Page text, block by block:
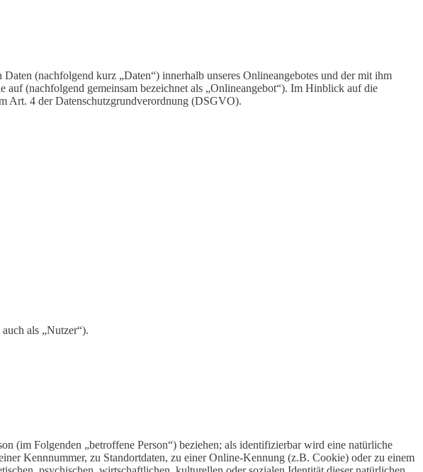
(nachfolgend kurz „Daten“) innerhalb unseres Onlineangebotes und der mit ihm
(nachfolgend gemeinsam bezeichnet als „Onlineangebot“). Im Hinblick auf die
Art. 4 der Datenschutzgrundverordnung (DSGVO).
als „Nutzer“).
(im Folgenden „betroffene Person“) beziehen; als identifizierbar wird eine natürliche
Kennnummer, zu Standortdaten, zu einer Online-Kennung (z.B. Cookie) oder zu einem